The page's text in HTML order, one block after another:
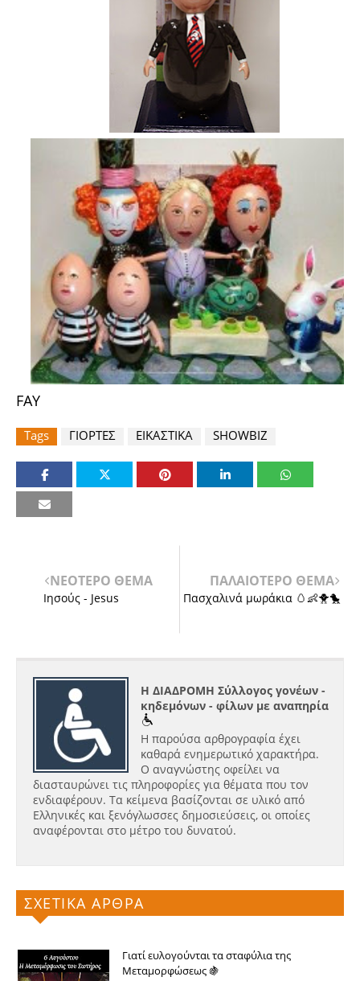
FAY
Tags ΓΙΟΡΤΕΣ ΕΙΚΑΣΤΙΚΑ SHOWBIZ
ΝΕΟΤΕΡΟ ΘΕΜΑ
Ιησούς - Jesus
ΠΑΛΑΙΟΤΕΡΟ ΘΕΜΑ
Πασχαλινά μωράκια 🥚👶🐥🐤
Η ΔΙΑΔΡΟΜΗ Σύλλογος γονέων -
κηδεμόνων - φίλων με αναπηρία
Η παρούσα αρθρογραφία έχει
καθαρά ενημερωτικό χαρακτήρα.
Ο αναγνώστης οφείλει να
διασταυρώνει τις πληροφορίες για θέματα που τον
ενδιαφέρουν. Τα κείμενα βασίζονται σε υλικό από
Ελληνικές και ξενόγλωσσες δημοσιεύσεις, οι οποίες
αναφέρονται στο μέτρο του δυνατού.
ΣΧΕΤΙΚΑ ΑΡΘΡΑ
Γιατί ευλογούνται τα σταφύλια της
Μεταμορφώσεως 🍇